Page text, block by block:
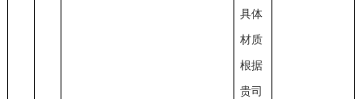
具体
材质
根据
贵司